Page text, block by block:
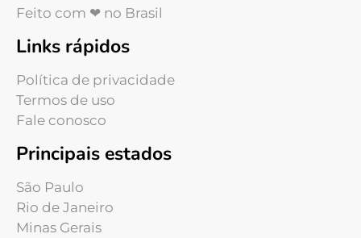
Feito com ❤ no Brasil
Links rápidos
Política de privacidade
Termos de uso
Fale conosco
Principais estados
São Paulo
Rio de Janeiro
Minas Gerais